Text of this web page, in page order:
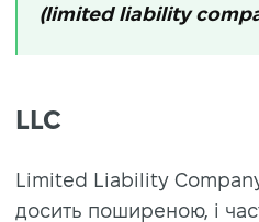
(limited liability
LLC
Limited Liability
досить поширеною, і